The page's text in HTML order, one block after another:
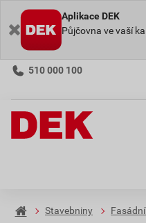
Aplikace DEK
Půjčovna ve vaší
510 000 100
Stavebniny